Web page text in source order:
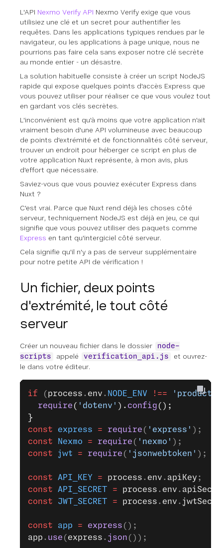
L'API Nexmo Verify API Nexmo Verify exige que vous
utilisiez une clé et un secret pour authentifier les
requêtes. Dans les applications typiques rendues par le
navigateur, ou les applications à page unique, nous ne
pourrions pas faire cela sans exposer notre clé secrète
au monde entier - un désastre.
La solution habituelle consiste à créer un script NodeJS
rapide qui expose quelques points d'accès Express que
vous pouvez utiliser pour réaliser ce que vous voulez tout
en gardant vos clés secrètes.
L'inconvénient est qu'à moins que votre application n'ait
vraiment besoin d'une API volumineuse avec beaucoup
de points d'extrémité et de fonctionnalités côté serveur,
trouver un endroit pour héberger ce script en plus de
votre application Nuxt représente, à mon avis, plus
d'effort que nécessaire.
Saviez-vous que vous pouviez exécuter Express dans
Nuxt ?
C'est vrai. Parce que Nuxt rend déjà les choses côté
serveur, techniquement NodeJS est déjà en jeu, ce qui
signifie que vous pouvez utiliser des paquets comme
Express en tant qu'intergiciel côté serveur.
Cela signifie qu'il n'y a pas de serveur supplémentaire
pour notre petite API de vérification !
Un fichier, deux points
d'extrémité, le tout côté
serveur
Créer un nouveau fichier dans le dossier
node-
scripts
appelé verification_api.js
et ouvrez-
le dans votre éditeur.
if (process . env . NODE_ENV !==
  require
( 'dotenv' ). config ();
}
const express = require ( 'express' );
const Nexmo = require ( 'nexmo' );
const jwt = require ( 'jsonwebtoken' );
const API_KEY = process . env . apiKey ;
const API_SECRET = process . env .
const JWT_SECRET = process . env .
const app = express ();
app . use (express . json ());